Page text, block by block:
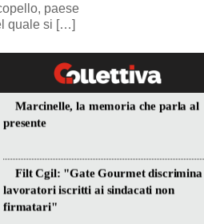
paese
quale si […]